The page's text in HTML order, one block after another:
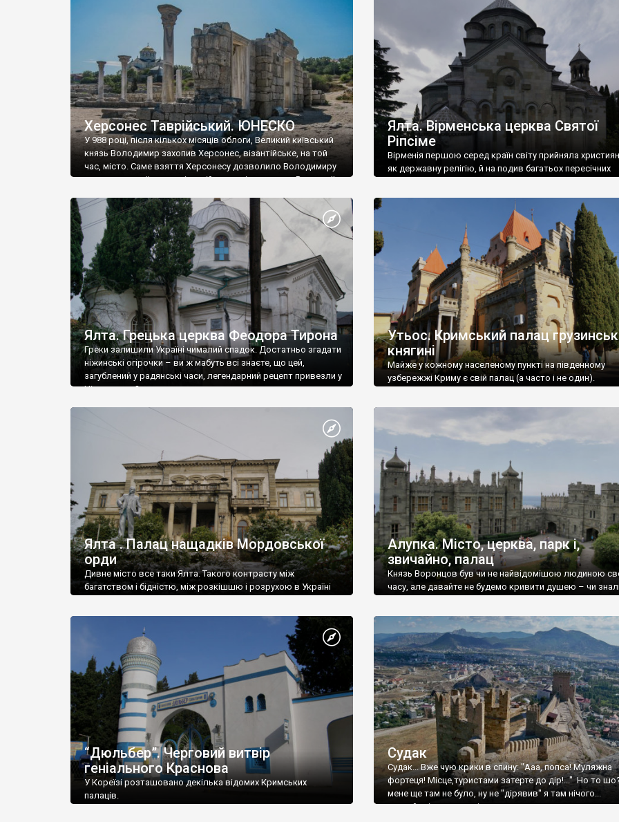
візантійської доби. Раритети викрадені з фондів об’єкту
культурної спадщини ЮНЕСКО «Херсонеса Таврійського».
Офіційно – на виставку «Золото Візантії», але експерти та
влада в Україні вважають це лише […]
називаються «повстяками» (postaki)…” “Вино. Крим
виробляє відмінне вино і його вдосталь: воно все
легке біле і дуже […]
Херсонес Таврійський. ЮНЕСКО
У 988 році, після кількох місяців облоги, Великий київський
князь Володимир захопив Херсонес, візантійське, на той
час, місто. Саме взяття Херсонесу дозволило Володимиру
диктувати свої умови візантійському імператору Василю ІІ,
Херсонесі Володимир-язичник, став Василем-
християнином. А потім було Хрещення Русі. На честь
Херсонесу Таврійського названо місто […]
Ялта. Вірменська церква Святої
Ріпсіме
Вірменія першою серед країн світу прийняла
як державну релігію, й на подив багатьох пересічних
Ялта. Грецька церква Феодора Тирона
Греки залишили Україні чималий спадок. Достатньо згадати
ніжинські огірочки – ви ж мабуть всі знаєте, що цей,
загублений у радянські часи, легендарний рецепт привезли у
Ніжин греки?
Утьос. Кримський палац
княгині
Майже у кожному населеному пункті на південному
узбережжі Криму є свій палац (а часто і не один).
Ялта . Палац нащадків Мордовської
орди
Дивне місто все таки Ялта. Такого контрасту між
багатством і бідністю, між розкішшю і розрухою в Україні
Алупка. Місто, церква, парк і,
звичайно, палац
Князь Воронцов був чи не найвідомішою людиною
часу, але давайте не будемо кривити душею – чи
“Дюльбер”. Черговий витвір
геніального Краснова
У Кореїзі розташовано декілька відомих Кримських
палаців.
Судак
Судак... Вже чую крики в спину: "Ааа, попса! Муляжна
фортеця! Місце,туристами затерте до дір!..." Но то
мене ще там не було, ну не "дірявив" я там нічого...
принаймні до цього літа.